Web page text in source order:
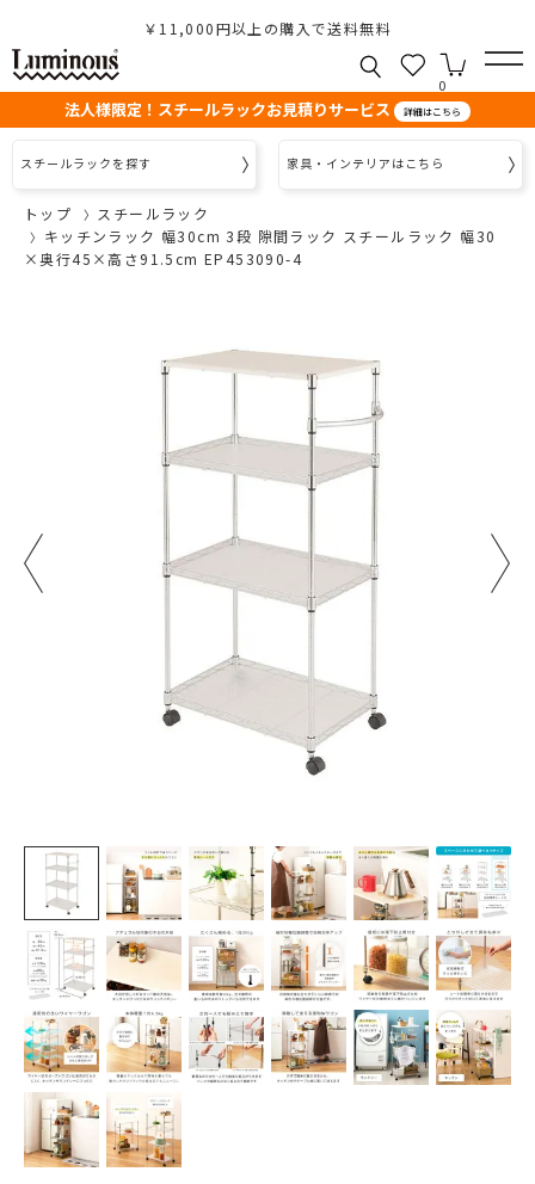
￥11,000円以上の購入で送料無料
0
法人様限定！スチールラックお見積りサービス 詳細はこちら
スチールラックを探す 家具・インテリアはこちら
トップ
スチールラック
キッチンラック 幅30cm 3段 隙間ラック スチールラック 幅30
×奥行45×高さ91.5cm EP453090-4